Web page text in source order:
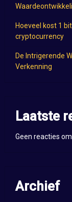
Hoeveel kost 1
cryptocurrency
De Intrigerende
Verkenning
Laatste
Geen reacties
Archief